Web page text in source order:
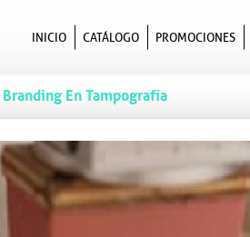
INICIO CATÁLOGO PROMOCIONES
Branding En Tampografía